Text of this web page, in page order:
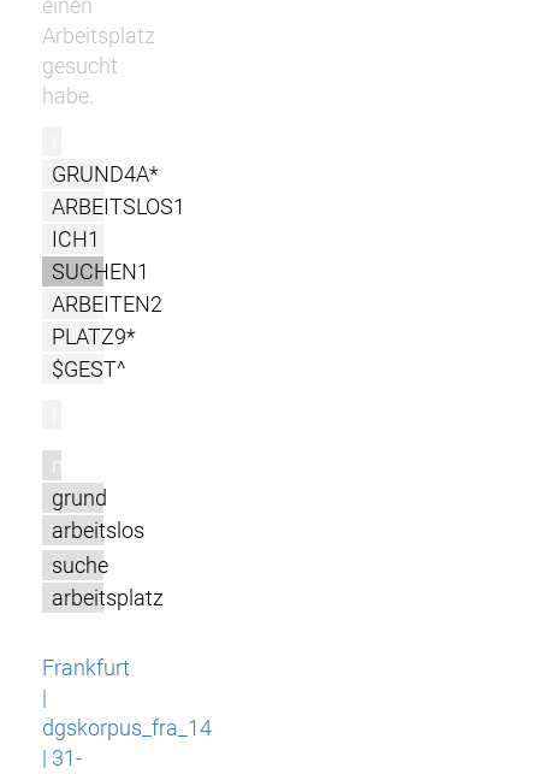
einen
Arbeitsplatz
gesucht
habe.
GRUND4A*
ARBEITSLOS1
ICH1
SUCHEN1
ARBEITEN2
PLATZ9*
$GEST^
m
grund
arbeitslos
suche
arbeitsplatz
Frankfurt
|
dgskorpus_fra_14
| 31-